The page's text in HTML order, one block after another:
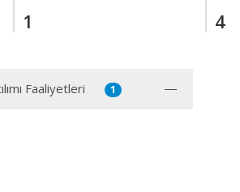
1 4
Faaliyetleri 1